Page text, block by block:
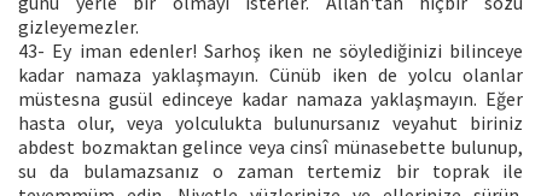
gizleyemezler.
43- Ey iman edenler! Sarhoş iken ne söylediğinizi bilinceye
kadar namaza yaklaşmayın. Cünüb iken de yolcu olanlar
müstesna gusül edinceye kadar namaza yaklaşmayın. Eğer
hasta olur, veya yolculukta bulunursanız veyahut biriniz
abdest bozmaktan gelince veya cinsî münasebette bulunup,
su da bulamazsanız o zaman tertemiz bir toprak ile